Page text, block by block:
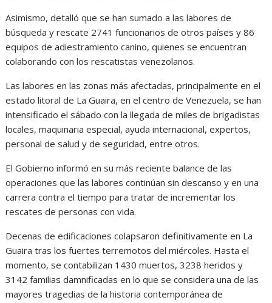
Asimismo, detalló que se han sumado a las labores de
búsqueda y rescate 2741 funcionarios de otros países y 86
equipos de adiestramiento canino, quienes se encuentran
colaborando con los rescatistas venezolanos.
Las labores en las zonas más afectadas, principalmente en el
estado litoral de La Guaira, en el centro de Venezuela, se han
intensificado el sábado con la llegada de miles de brigadistas
locales, maquinaria especial, ayuda internacional, expertos,
personal de salud y de seguridad, entre otros.
El Gobierno informó en su más reciente balance de las
operaciones que las labores continúan sin descanso y en una
carrera contra el tiempo para tratar de incrementar los
rescates de personas con vida.
Decenas de edificaciones colapsaron definitivamente en La
Guaira tras los fuertes terremotos del miércoles. Hasta el
momento, se contabilizan 1430 muertos, 3238 heridos y
3142 familias damnificadas en lo que se considera una de las
mayores tragedias de la historia contemporánea de